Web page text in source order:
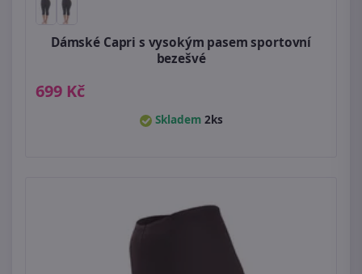
Dámské Capri s vysokým pasem sportovní
bezešvé
699 Kč
Skladem 2ks